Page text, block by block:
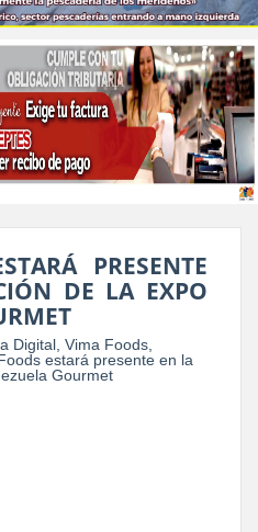
PRESENTE
DE LA EXPO